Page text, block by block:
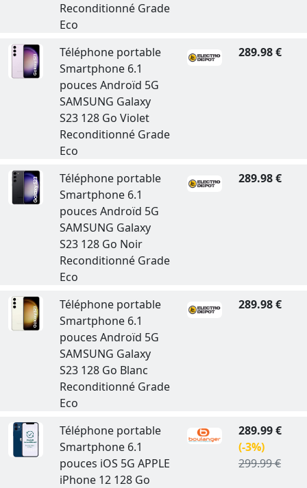
Reconditionné Grade
Eco
Téléphone portable
Smartphone 6.1
pouces Androïd 5G
SAMSUNG Galaxy
S23 128 Go Violet
Reconditionné Grade
Eco
289.98 €
Téléphone portable
Smartphone 6.1
pouces Androïd 5G
SAMSUNG Galaxy
S23 128 Go Noir
Reconditionné Grade
Eco
289.98 €
Téléphone portable
Smartphone 6.1
pouces Androïd 5G
SAMSUNG Galaxy
S23 128 Go Blanc
Reconditionné Grade
Eco
289.98 €
Téléphone portable
Smartphone 6.1
pouces iOS 5G APPLE
iPhone 12 128 Go
289.99 €
(-3%)
299.99 €